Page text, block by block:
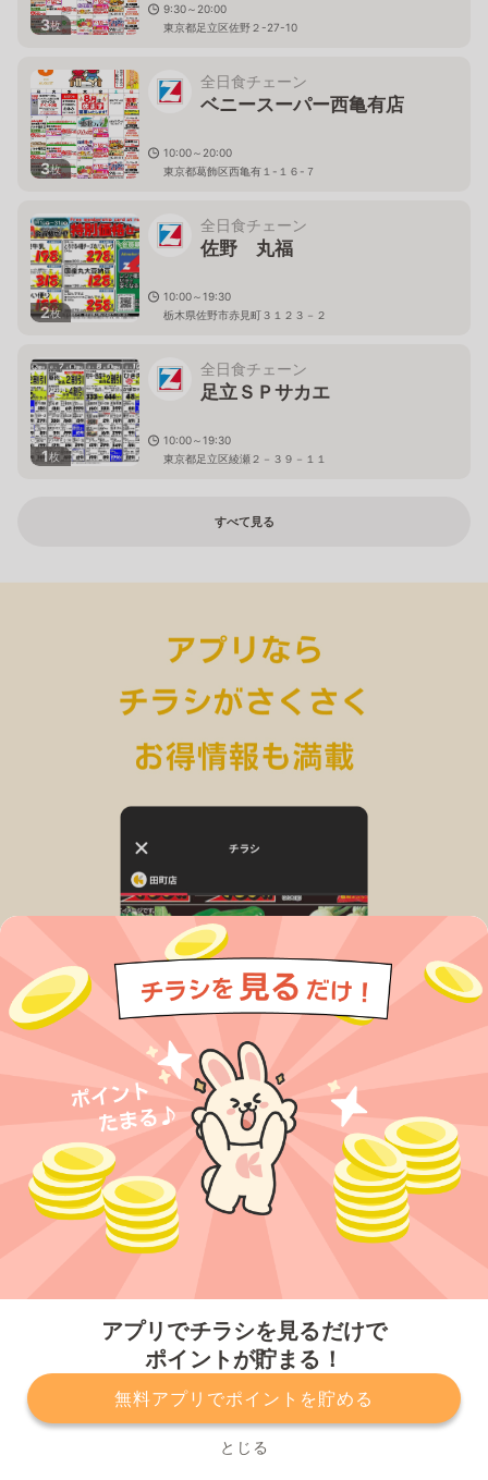
アプリでチラシを見るだけで
ポイントが貯まる！
無料アプリでポイントを貯める
とじる
3枚
9:30～20:00
東京都足立区佐野２-27-10
3枚
全日食チェーン
ベニースーパー西亀有店
10:00～20:00
東京都葛飾区西亀有１-１６-７
2枚
全日食チェーン
佐野 丸福
10:00～19:30
栃木県佐野市赤見町３１２３－２
1枚
全日食チェーン
足立ＳＰサカエ
10:00～19:30
東京都足立区綾瀬２－３９－１１
すべて見る
プライバシーポリシー 利用規約
運営会社
サービスに関してのお問い合わせ